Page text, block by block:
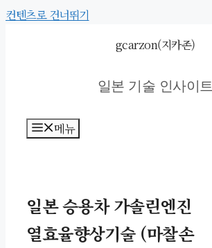
컨텐츠로 건너뛰기
gcarzon(지카존)
일본 기술 인사이트
메뉴
일본 승용차 가솔린엔진
열효율향상기술 (마찰손